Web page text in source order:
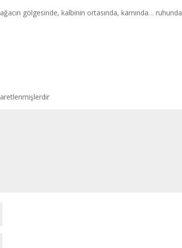
gölgesinde, kalbinin ortasında, karnında… ruhunda